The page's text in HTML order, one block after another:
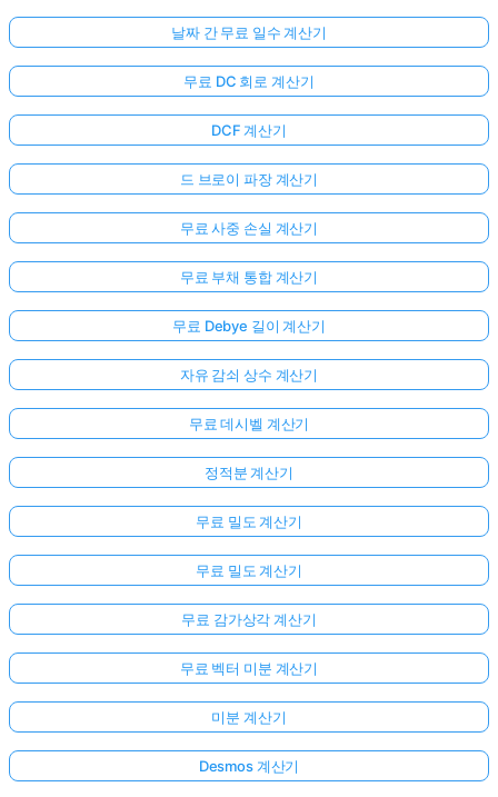
날짜 간 무료 일수 계산기
무료 DC 회로 계산기
DCF 계산기
드 브로이 파장 계산기
무료 사중 손실 계산기
무료 부채 통합 계산기
무료 Debye 길이 계산기
자유 감쇠 상수 계산기
무료 데시벨 계산기
정적분 계산기
무료 밀도 계산기
무료 밀도 계산기
무료 감가상각 계산기
무료 벡터 미분 계산기
미분 계산기
Desmos 계산기